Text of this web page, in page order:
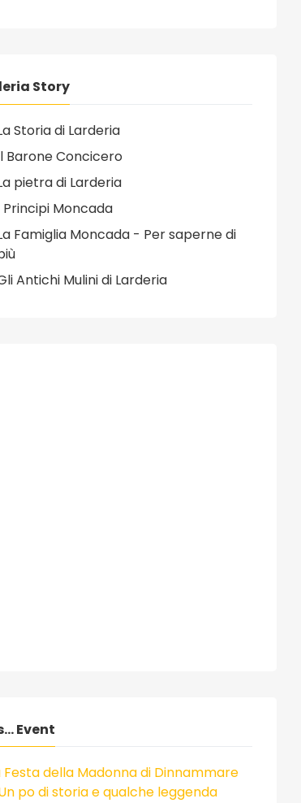
- I debiti fuori bilancio di Comune e Provincia
Story
Storia di Larderia
Barone Concicero
pietra di Larderia
Principi Moncada
Famiglia Moncada - Per saperne di
Antichi Mulini di Larderia
Event
Festa della Madonna di Dinnammare
po di storia e qualche leggenda